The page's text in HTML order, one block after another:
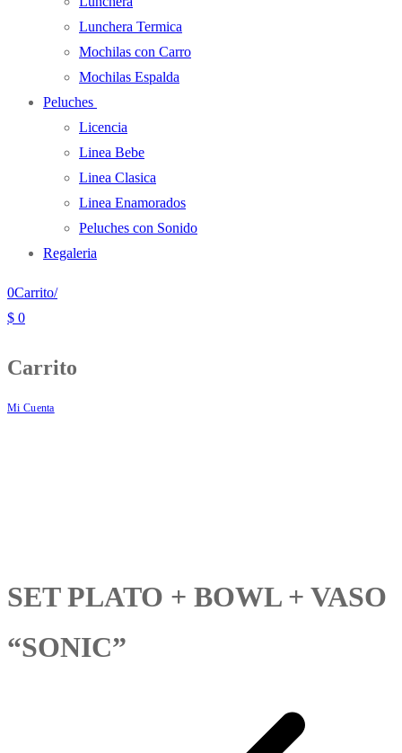
Lunchera Termica
Mochilas con Carro
Mochilas Espalda
Peluches
Licencia
Linea Bebe
Linea Clasica
Linea Enamorados
Peluches con Sonido
Regaleria
0Carrito/
$ 0
Carrito
Mi Cuenta
SET PLATO + BOWL + VASO
“SONIC”